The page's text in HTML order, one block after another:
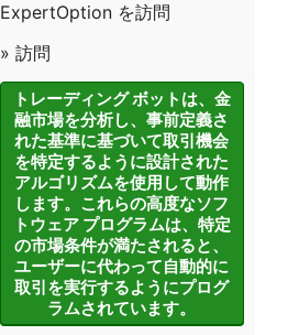
ExpertOption を訪問
» 訪問
トレーディング ボットは、金
融市場を分析し、事前定義さ
れた基準に基づいて取引機会
を特定するように設計された
アルゴリズムを使用して動作
します。これらの高度なソフ
トウェア プログラムは、特定
の市場条件が満たされると、
ユーザーに代わって自動的に
取引を実行するようにプログ
ラムされています。